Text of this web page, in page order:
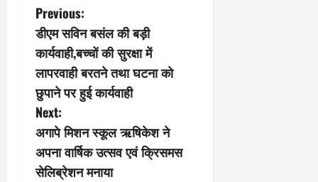
P
o
s
t
n
a
Previous:
डीएम सविन बसंल की बड़ी
कार्यवाही,बच्चों की सुरक्षा में
लापरवाही बरतने तथा घटना को
छुपाने पर हुई कार्यवाही
Next:
अगापे मिशन स्कूल ऋषिकेश ने
अपना वार्षिक उत्सव एवं क्रिसमस
सेलिब्रेशन मनाया